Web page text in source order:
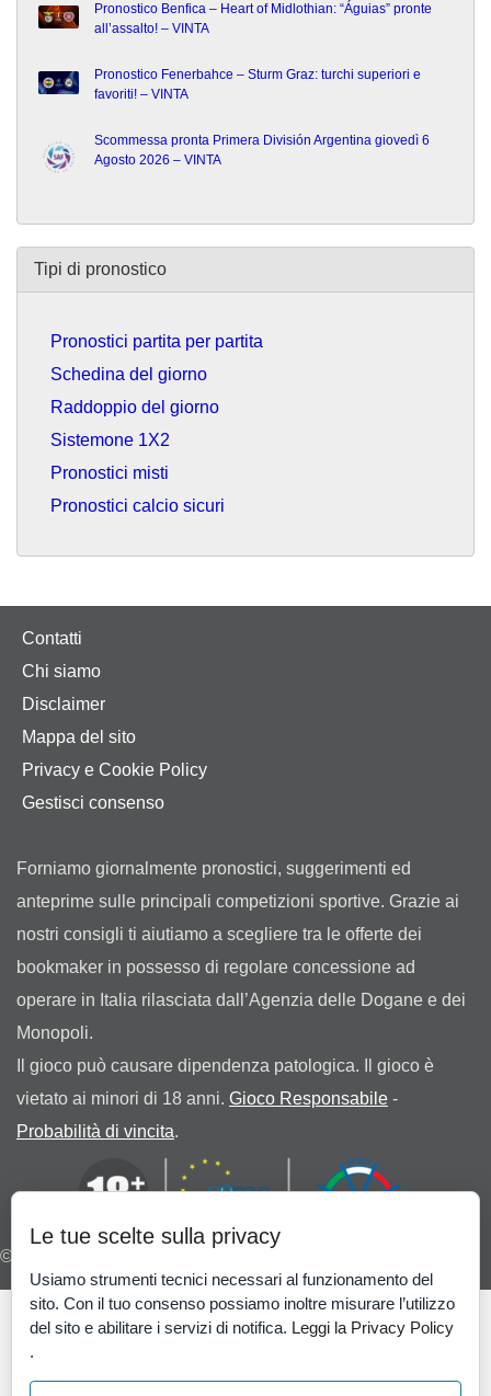
Pronostico Benfica – Heart of Midlothian: “Águias” pronte
all’assalto! – VINTA
Pronostico Fenerbahce – Sturm Graz: turchi superiori e
favoriti! – VINTA
Scommessa pronta Primera División Argentina giovedì 6
Agosto 2026 – VINTA
Tipi di pronostico
Pronostici partita per partita
Schedina del giorno
Raddoppio del giorno
Sistemone 1X2
Pronostici misti
Pronostici calcio sicuri
Contatti
Chi siamo
Disclaimer
Mappa del sito
Privacy e Cookie Policy
Gestisci consenso
Forniamo giornalmente pronostici, suggerimenti ed
anteprime sulle principali competizioni sportive. Grazie ai
nostri consigli ti aiutiamo a scegliere tra le offerte dei
bookmaker in possesso di regolare concessione ad
operare in Italia rilasciata dall’Agenzia delle Dogane e dei
Monopoli.
Il gioco può causare dipendenza patologica. Il gioco è
vietato ai minori di 18 anni. Gioco Responsabile -
Probabilità di vincita.
© 2026 I pronostici vincenti di Cassandra
Le tue scelte sulla privacy
Usiamo strumenti tecnici necessari al funzionamento del
sito. Con il tuo consenso possiamo inoltre misurare l’utilizzo
del sito e abilitare i servizi di notifica. Leggi la Privacy Policy
.